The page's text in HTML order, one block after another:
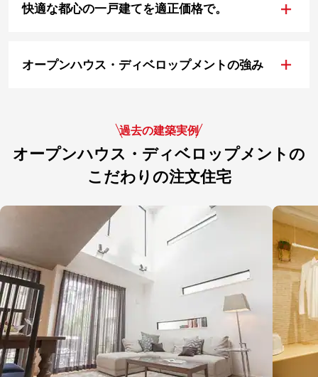
快適な都心の一戸建てを適正価格で。 +
オープンハウス・ディベロップメントの強み +
過去の建築実例
オープンハウス・ディベロップメントの
こだわりの注文住宅